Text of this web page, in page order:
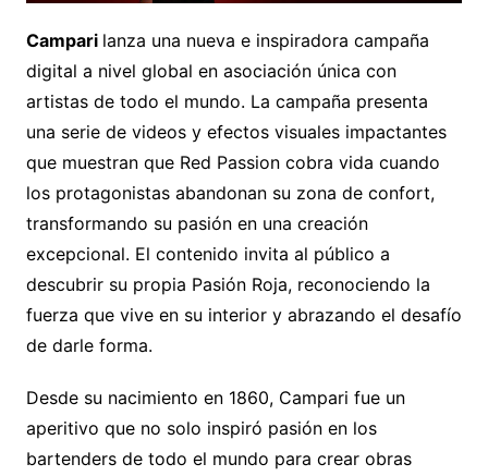
Campari lanza una nueva e inspiradora campaña
digital a nivel global en asociación única con
artistas de todo el mundo. La campaña presenta
una serie de videos y efectos visuales impactantes
que muestran que Red Passion cobra vida cuando
los protagonistas abandonan su zona de confort,
transformando su pasión en una creación
excepcional. El contenido invita al público a
descubrir su propia Pasión Roja, reconociendo la
fuerza que vive en su interior y abrazando el desafío
de darle forma.
Desde su nacimiento en 1860, Campari fue un
aperitivo que no solo inspiró pasión en los
bartenders de todo el mundo para crear obras